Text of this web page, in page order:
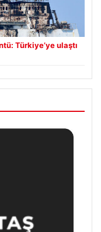
Türkiye’ye ulaştı